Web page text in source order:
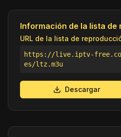
Información de la lista de
URL de la lista de
https://live.iptv-
es/ltz.m3u
Descargar